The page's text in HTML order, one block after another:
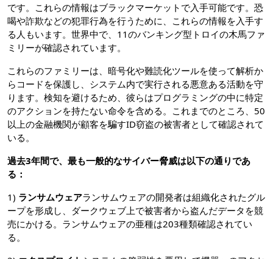
です。これらの情報はブラックマーケットで入手可能です。恐
喝や詐欺などの犯罪行為を行うために、これらの情報を入手す
る人もいます。世界中で、11のバンキング型トロイの木馬ファ
ミリーが確認されています。
これらのファミリーは、暗号化や難読化ツールを使って解析か
らコードを保護し、システム内で実行される悪意ある活動を守
ります。検知を避けるため、彼らはプログラミングの中に特定
のアクションを持たない命令を含める。これまでのところ、50
以上の金融機関が顧客を騙すID窃盗の被害者として確認されて
いる。
過去3年間で、最も一般的なサイバー脅威は以下の通りであ
る：
1) ランサムウェアランサムウェアの開発者は組織化されたグル
ープを形成し、ダークウェブ上で被害者から盗んだデータを競
売にかける。ランサムウェアの亜種は203種類確認されてい
る。